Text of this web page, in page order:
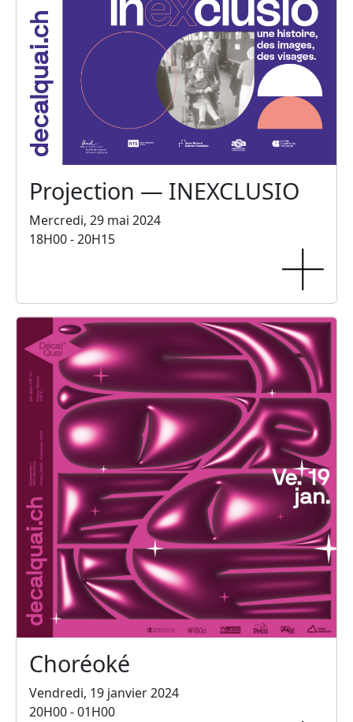
Projection — INEXCLUSIO
Mercredi, 29 mai 2024
18H00 - 20H15
Choréoké
Vendredi, 19 janvier 2024
20H00 - 01H00